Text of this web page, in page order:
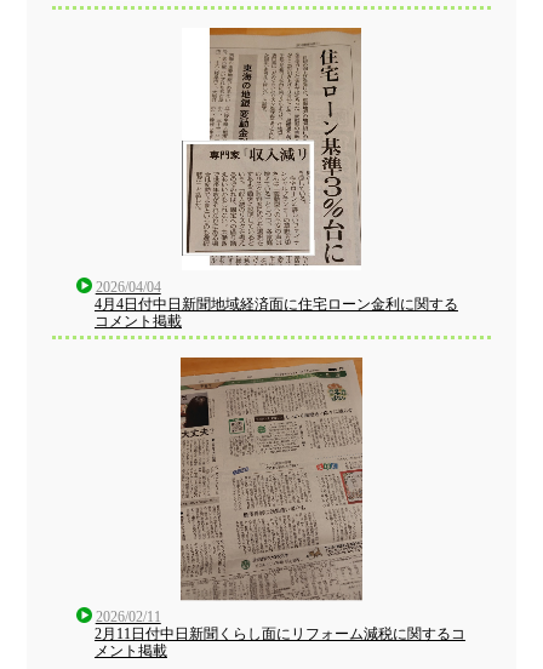
2026/04/04
4月4日付中日新聞地域経済面に住宅ローン金利に関する
コメント掲載
2026/02/11
2月11日付中日新聞くらし面にリフォーム減税に関するコ
メント掲載